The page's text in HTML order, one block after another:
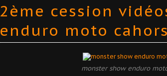
2ème cession
enduro moto
monster show enduro